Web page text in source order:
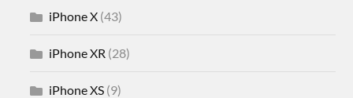
iPhone X (43)
iPhone XR (28)
iPhone XS (9)